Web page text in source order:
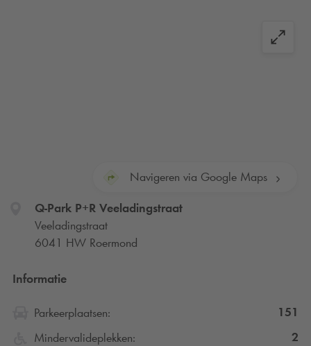
Navigeren via Google Maps
Q-ParkP+R Veeladingstraat
Veeladingstraat
6041 HW Roermond
Informatie
Parkeerplaatsen:
151
Mindervalideplekken:
2